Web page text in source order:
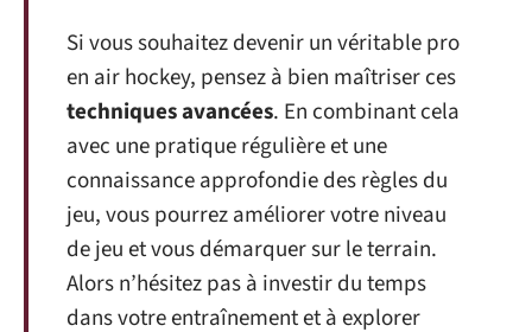
Si vous souhaitez devenir un véritable pro
en air hockey, pensez à bien maîtriser ces
techniques avancées. En combinant cela
avec une pratique régulière et une
connaissance approfondie des règles du
jeu, vous pourrez améliorer votre niveau
de jeu et vous démarquer sur le terrain.
Alors n’hésitez pas à investir du temps
dans votre entraînement et à explorer